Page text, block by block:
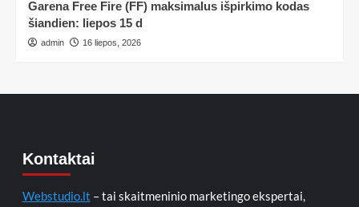
Garena Free Fire (FF) maksimalus išpirkimo kodas
šiandien: liepos 15 d
admin 16 liepos, 2026
Kontaktai
Webstudio.lt – tai skaitmeninio marketingo ekspertai,